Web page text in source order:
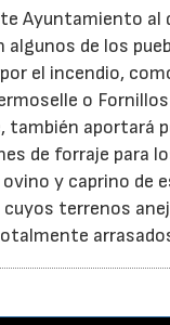
Ayuntamiento al
algunos de los
el incendio,
o
también aportará
de forraje para
y caprino de
terrenos